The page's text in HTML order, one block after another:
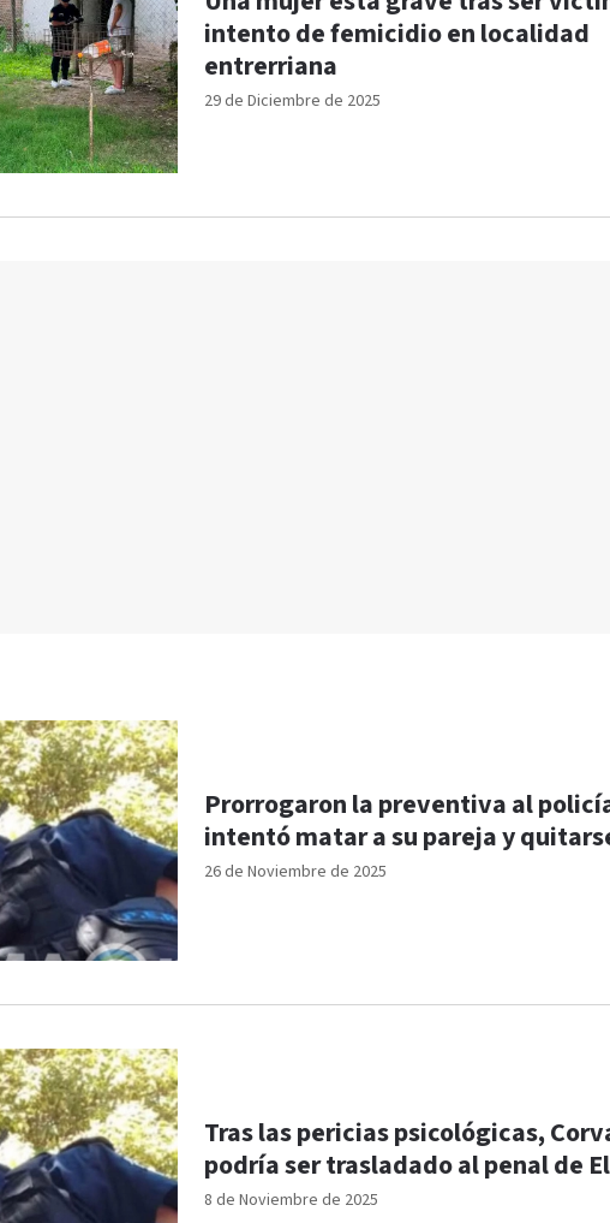
29 de Diciembre de 2025
intento de femicidio en localidad
entrerriana
26 de Noviembre de 2025
Prorrogaron la preventiva al
intentó matar a su pareja y
8 de Noviembre de 2025
Tras las pericias psicológicas,
podría ser trasladado al penal de